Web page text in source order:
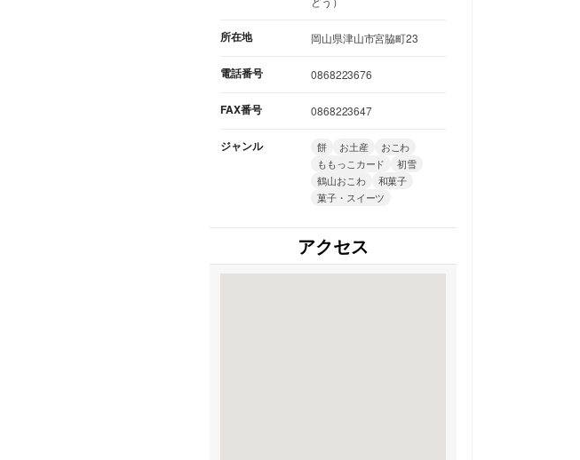
所在地 岡山県津山市宮脇町23
電話番号 0868223676
FAX番号 0868223647
ジャンル 餅 お土産
おこわ
ももっこカード
初雪
鶴山おこわ
和菓子
菓子・スイーツ
アクセス